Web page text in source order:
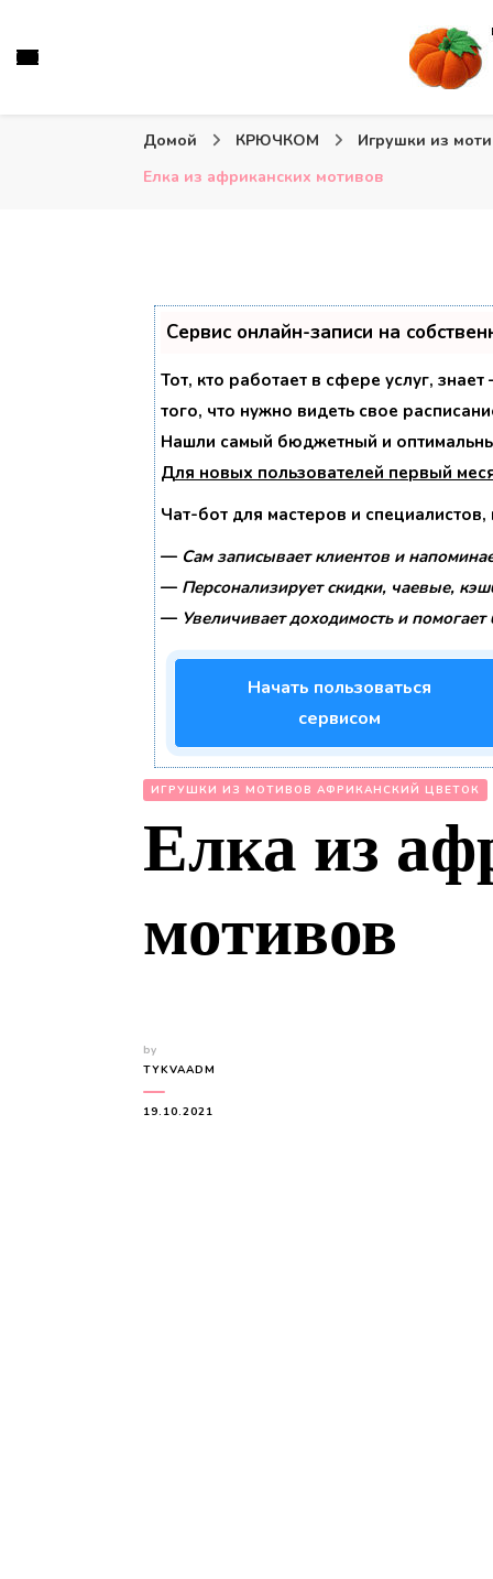
Тыква: Вяжем игрушки
Домой КРЮЧКОМ
Игрушки из
Елка из африканских мотивов
Сервис онлайн-записи на
Тот, кто работает в сфере услуг,
того, что нужно видеть свое
Нашли самый бюджетный и
Для новых пользователей первый
Чат-бот для мастеров и
— Сам записывает клиентов и
— Персонализирует скидки, чаевые,
— Увеличивает доходимость и
Начать пользоваться
сервисом
ИГРУШКИ ИЗ МОТИВОВ АФРИКАНСКИЙ ЦВЕТОК
Елка из
мотивов
by
TYKVAADM
19.10.2021